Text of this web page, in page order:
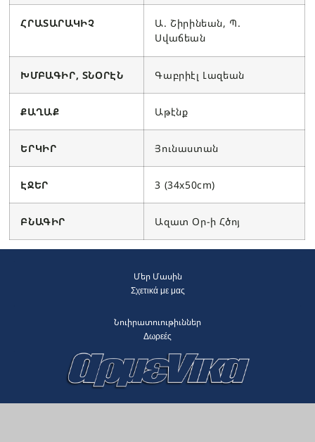
ՀՐԱՏԱՐԱԿԻՉ
Ա. Շիրինեան, Պ.
Սվաճեան
ԽՄԲԱԳԻՐ, ՏՆՕՐԷՆ Գաբրիէլ Լազեան
ՔԱՂԱՔ Աթէնք
ԵՐԿԻՐ Յունաստան
ԷՋԵՐ 3 (34x50cm)
ԲՆԱԳԻՐ Ազատ Օր-ի Հծոյ
Մեր Մասին
Σχετικά με μας
Նուիրատուութիւններ
Δωρεές